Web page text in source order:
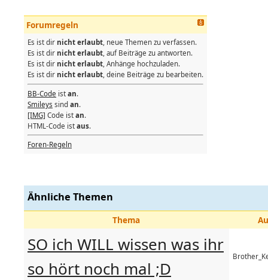
Forumregeln
Es ist dir nicht erlaubt, neue Themen zu verfassen.
Es ist dir nicht erlaubt, auf Beiträge zu antworten.
Es ist dir nicht erlaubt, Anhänge hochzuladen.
Es ist dir nicht erlaubt, deine Beiträge zu bearbeiten.
BB-Code ist an.
Smileys sind an.
[IMG] Code ist an.
HTML-Code ist aus.
Foren-Regeln
Ähnliche Themen
Thema
SO ich WILL wissen was ihr
so hört noch mal ;D